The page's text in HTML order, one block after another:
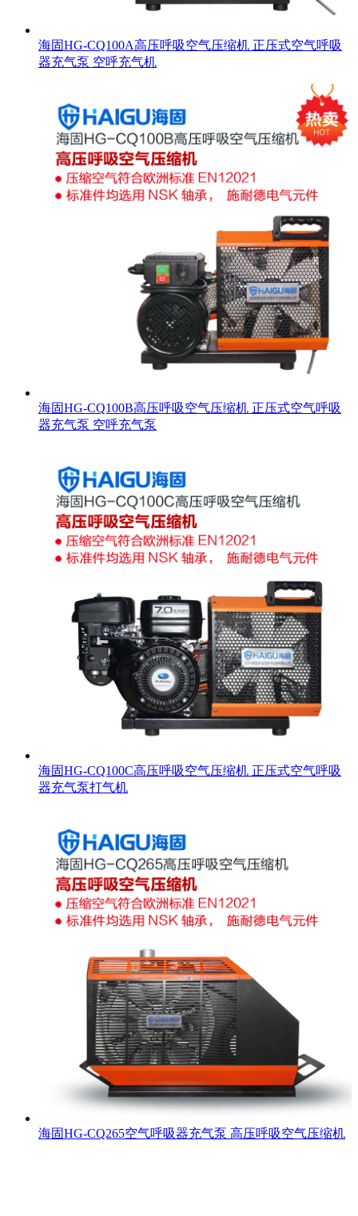
海固HG-CQ100A高压呼吸空气压缩机 正压式空气呼吸
器充气泵 空呼充气机
海固HG-CQ100B高压呼吸空气压缩机 正压式空气呼吸
器充气泵 空呼充气泵
海固HG-CQ100C高压呼吸空气压缩机 正压式空气呼吸
器充气泵打气机
海固HG-CQ265空气呼吸器充气泵 高压呼吸空气压缩机